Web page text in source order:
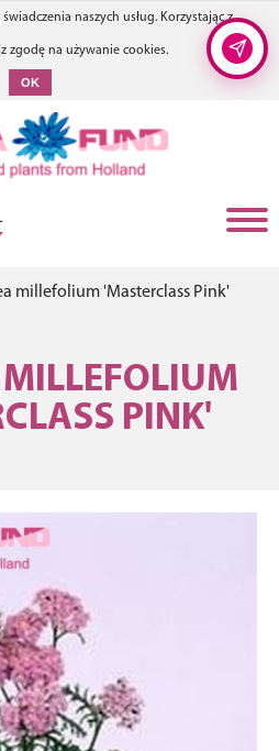
naszych usług. Korzystając z
zgodę na używanie cookies.
OK
millefolium 'Masterclass Pink'
PINK'